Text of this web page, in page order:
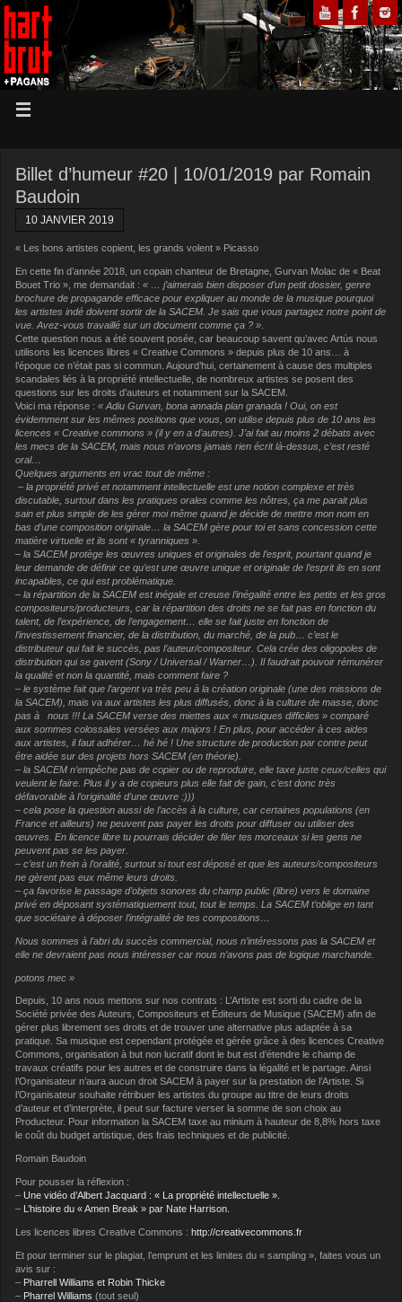
Billet d’humeur #20 | 10/01/2019 par Romain
Baudoin
10 JANVIER 2019
« Les bons artistes copient, les grands volent » Picasso
En cette fin d’année 2018, un copain chanteur de Bretagne, Gurvan Molac de « Beat
Bouet Trio », me demandait :« … j’aimerais bien disposer d’un petit dossier, genre
brochure de propagande efficace pour expliquer au monde de la musique pourquoi
les artistes indé doivent sortir de la SACEM. Je sais que vous partagez notre point de
vue. Avez-vous travaillé sur un document comme ça ? »
Cette question nous a été souvent posée, car beaucoup savent qu’avec Artús nous
utilisons les licences libres « Creative Commons » depuis plus de 10 ans… à
l’époque ce n’était pas si commun. Aujourd’hui, certainement à cause des multiples
scandales liés à la propriété intellectuelle, de nombreux artistes se posent des
questions sur les droits d’auteurs et notamment sur la SACEM.
Voici ma réponse :« Adiu Gurvan, bona annada plan granada ! Oui, on est
évidemment sur les mêmes positions que vous, on utilise depuis plus de 10 ans les
licences « Creative commons » (il y en a d’autres). J’ai fait au moins 2 débats avec
les mecs de la SACEM, mais nous n’avons jamais rien écrit là-dessus, c’est resté
oral…
Quelques arguments en vrac tout de même :
– la propriété privé et notamment intellectuelle est une notion complexe et très
discutable, surtout dans les pratiques orales comme les nôtres, ça me parait plus
sain et plus simple de les gérer moi même quand je décide de mettre mon nom en
bas d’une composition originale… la SACEM gère pour toi et sans concession cette
matière virtuelle et ils sont « tyranniques ».
– la SACEM protège les œuvres uniques et originales de l’esprit, pourtant quand je
leur demande de définir ce qu’est une œuvre unique et originale de l’esprit ils en sont
incapables, ce qui est problématique.
– la répartition de la SACEM est inégale et creuse l’inégalité entre les petits et les gros
compositeurs/producteurs, car la répartition des droits ne se fait pas en fonction du
talent, de l’expérience, de l’engagement… elle se fait juste en fonction de
l’investissement financier, de la distribution, du marché, de la pub… c’est le
distributeur qui fait le succès, pas l’auteur/compositeur. Cela crée des oligopoles de
distribution qui se gavent (Sony / Universal / Warner…). Il faudrait pouvoir rémunérer
la qualité et non la quantité, mais comment faire ?
– le système fait que l’argent va très peu à la création originale (une des missions de
la SACEM), mais va aux artistes les plus diffusés, donc à la culture de masse, donc
pas à nous !!! La SACEM verse des miettes aux « musiques difficiles » comparé
aux sommes colossales versées aux majors ! En plus, pour accéder à ces aides
aux artistes, il faut adhérer… hé hé ! Une structure de production par contre peut
être aidée sur des projets hors SACEM (en théorie).
– la SACEM n’empêche pas de copier ou de reproduire, elle taxe juste ceux/celles qui
veulent le faire. Plus il y a de copieurs plus elle fait de gain, c’est donc très
défavorable à l’originalité d’une œuvre :)))
– cela pose la question aussi de l’accès à la culture, car certaines populations (en
France et ailleurs) ne peuvent pas payer les droits pour diffuser ou utiliser des
œuvres. En licence libre tu pourrais décider de filer tes morceaux si les gens ne
peuvent pas se les payer.
– c’est un frein à l’oralité, surtout si tout est déposé et que les auteurs/compositeurs
ne gèrent pas eux même leurs droits.
– ça favorise le passage d’objets sonores du champ public (libre) vers le domaine
privé en déposant systématiquement tout, tout le temps. La SACEM t’oblige en tant
que sociétaire à déposer l’intégralité de tes compositions…
Nous sommes à l’abri du succès commercial, nous n’intéressons pas la SACEM et
elle ne devraient pas nous intéresser car nous n’avons pas de logique marchande.
potons mec »
Depuis, 10 ans nous mettons sur nos contrats : L’Artiste est sorti du cadre de la
Société privée des Auteurs, Compositeurs et Éditeurs de Musique (SACEM) afin de
gérer plus librement ses droits et de trouver une alternative plus adaptée à sa
pratique. Sa musique est cependant protégée et gérée grâce à des licences Creative
Commons, organisation à but non lucratif dont le but est d’étendre le champ de
travaux créatifs pour les autres et de construire dans la légalité et le partage. Ainsi
l’Organisateur n’aura aucun droit SACEM à payer sur la prestation de l’Artiste. Si
l’Organisateur souhaite rétribuer les artistes du groupe au titre de leurs droits
d’auteur et d’interprète, il peut sur facture verser la somme de son choix au
Producteur. Pour information la SACEM taxe au minium à hauteur de 8,8% hors taxe
le coût du budget artistique, des frais techniques et de publicité.
Romain Baudoin
Pour pousser la réflexion :
–Une vidéo d’Albert Jacquard : « La propriété intellectuelle ».
– L’histoire du « Amen Break » par Nate Harrison.
Les licences libres Creative Commons :http://creativecommons.fr
Et pour terminer sur le plagiat, l’emprunt et les limites du « sampling », faites vous un
avis sur :
– Pharrell Williams et Robin Thicke
– Pharrel Williams (tout seul)